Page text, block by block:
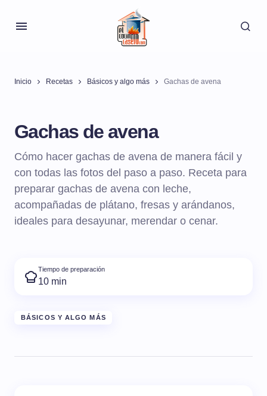
Inicio Recetas Básicos y algo más Gachas de avena
Gachas de avena
Cómo hacer gachas de avena de manera fácil y
con todas las fotos del paso a paso. Receta para
preparar gachas de avena con leche,
acompañadas de plátano, fresas y arándanos,
ideales para desayunar, merendar o cenar.
Tiempo de preparación
10 min
BÁSICOS Y ALGO MÁS